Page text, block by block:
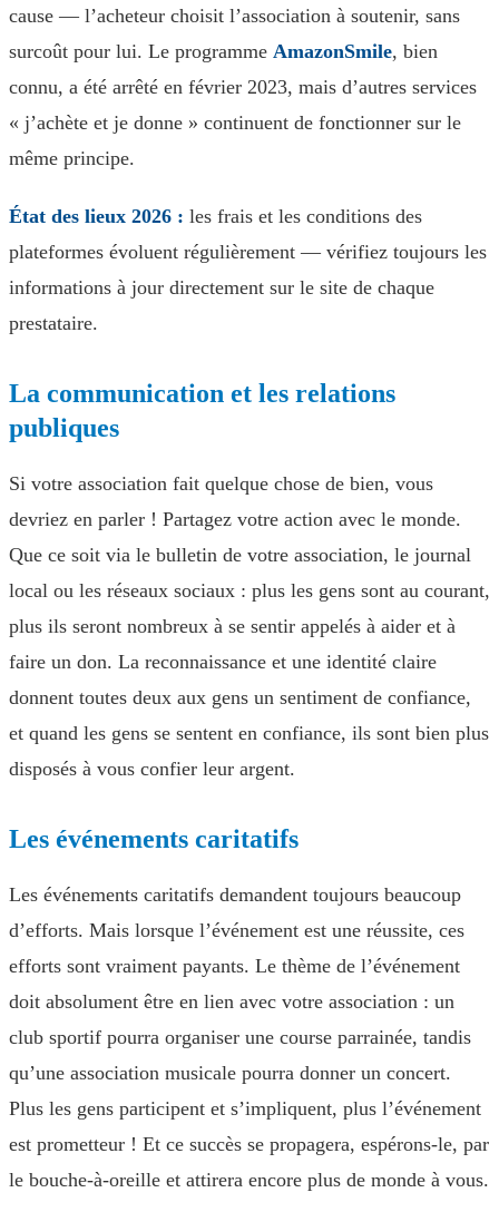
cause — l’acheteur choisit l’association à soutenir, sans
surcoût pour lui. Le programme AmazonSmile, bien
connu, a été arrêté en février 2023, mais d’autres services
« j’achète et je donne » continuent de fonctionner sur le
même principe.
État des lieux 2026 : les frais et les conditions des
plateformes évoluent régulièrement — vérifiez toujours les
informations à jour directement sur le site de chaque
prestataire.
La communication et les relations
publiques
Si votre association fait quelque chose de bien, vous
devriez en parler ! Partagez votre action avec le monde.
Que ce soit via le bulletin de votre association, le journal
local ou les réseaux sociaux : plus les gens sont au courant,
plus ils seront nombreux à se sentir appelés à aider et à
faire un don. La reconnaissance et une identité claire
donnent toutes deux aux gens un sentiment de confiance,
et quand les gens se sentent en confiance, ils sont bien plus
disposés à vous confier leur argent.
Les événements caritatifs
Les événements caritatifs demandent toujours beaucoup
d’efforts. Mais lorsque l’événement est une réussite, ces
efforts sont vraiment payants. Le thème de l’événement
doit absolument être en lien avec votre association : un
club sportif pourra organiser une course parrainée, tandis
qu’une association musicale pourra donner un concert.
Plus les gens participent et s’impliquent, plus l’événement
est prometteur ! Et ce succès se propagera, espérons-le, par
le bouche-à-oreille et attirera encore plus de monde à vous.